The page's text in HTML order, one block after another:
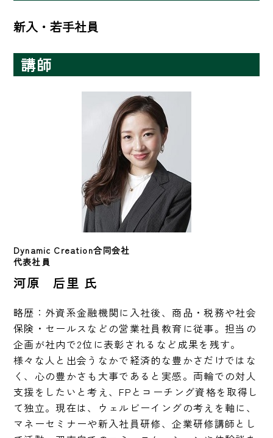
新入・若手社員
講師
Dynamic Creation合同会社
代表社員
河原 后里 氏
略歴：外資系金融機関に入社後、商品・税務や社会
保険・セールスなどの営業社員教育に従事。担当の
企画が社内で2位に表彰されるなど成果を残す。
様々な人と出会うなかで経済的な豊かさだけではな
く、心の豊かさも大事であると実感。両輪での対人
支援をしたいと考え、FPとコーチング資格を取得し
て独立。現在は、ウェルビーイングの考えを軸に、
マネーセミナーや新入社員研修、企業研修講師とし